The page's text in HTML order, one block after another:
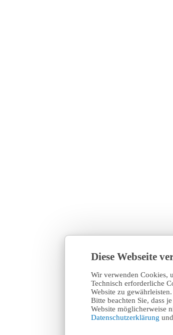
Diese Webseite
Wir verwenden Cookies,
Technisch erforderliche
Website zu
Bitte beachten Sie, dass
Website möglicherweise
Datenschutzerklärung